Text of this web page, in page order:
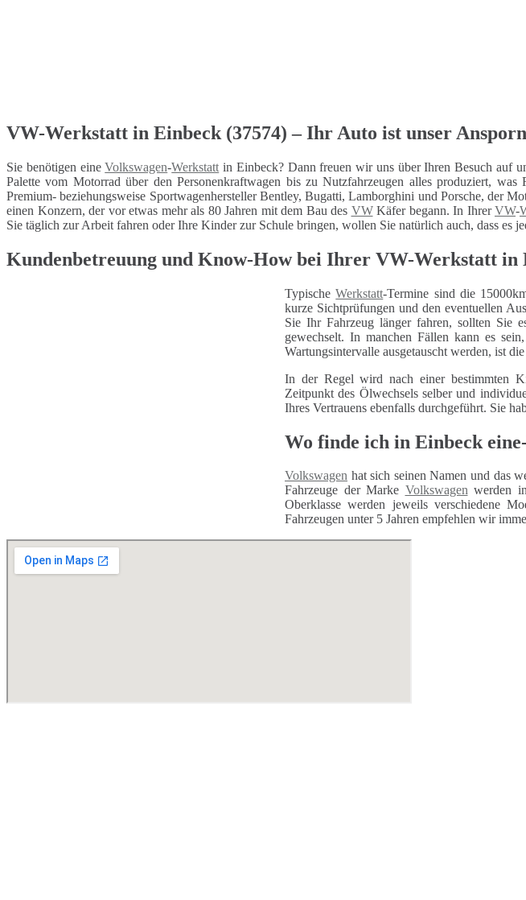
VW-Werkstatt in Einbeck (37574) – Ihr Auto ist unser
Sie benötigen eineVolkswagen-Werkstatt in Einbeck? Dann freuen wir uns über Ihren Besuch auf
Palette vom Motorrad über den Personenkraftwagen bis zu Nutzfahrzeugen alles produziert,
Premium- beziehungsweise Sportwagenhersteller Bentley, Bugatti, Lamborghini und Porsche, der
einen Konzern, der vor etwas mehr als 80 Jahren mit dem Bau des VWKäfer begann. In IhrerVW-
Sie täglich zur Arbeit fahren oder Ihre Kinder zur Schule bringen, wollen Sie natürlich auch, dass es
Kundenbetreuung und Know-How bei Ihrer VW-Werkstatt in
TypischeWerkstatt-Termine sind die
kurze Sichtprüfungen und den eventuellen
Sie Ihr Fahrzeug länger fahren, sollten Sie
gewechselt. In manchen Fällen kann es
Wartungsintervalle ausgetauscht werden, ist
In der Regel wird nach einer bestimmten
Zeitpunkt des Ölwechsels selber und
Ihres Vertrauens ebenfalls durchgeführt. Sie
Wo finde ich in Einbeck
Volkswagen hat sich seinen Namen und das
Fahrzeuge der Marke Volkswagenwerden in
Oberklasse werden jeweils verschiedene
Fahrzeugen unter 5 Jahren empfehlen wir